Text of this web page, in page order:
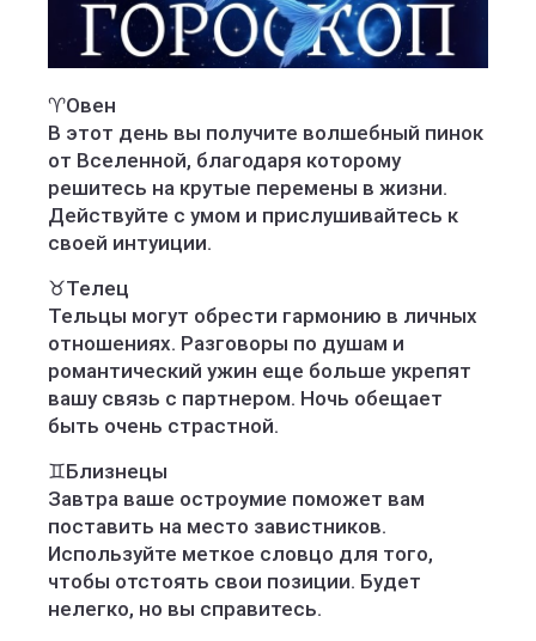
♈️Овен
В этот день вы получите волшебный пинок
от Вселенной, благодаря которому
решитесь на крутые перемены в жизни.
Действуйте с умом и прислушивайтесь к
своей интуиции.
♉️Телец
Тельцы могут обрести гармонию в личных
отношениях. Разговоры по душам и
романтический ужин еще больше укрепят
вашу связь с партнером. Ночь обещает
быть очень страстной.
♊️Близнецы
Завтра ваше остроумие поможет вам
поставить на место завистников.
Используйте меткое словцо для того,
чтобы отстоять свои позиции. Будет
нелегко, но вы справитесь.